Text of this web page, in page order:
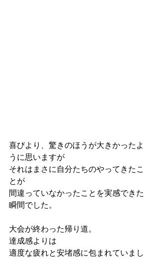
喜びより、驚きのほうが大きかったよ
うに思いますが
それはまさに自分たちのやってきたこ
とが
間違っていなかったことを実感できた
瞬間でした。
大会が終わった帰り道。
達成感よりは
適度な疲れと安堵感に包まれていまし